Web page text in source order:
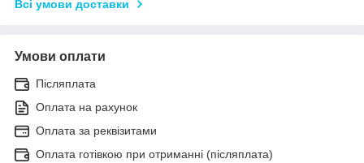
Всі умови доставки
Умови оплати
Післяплата
Оплата на рахунок
Оплата за реквізитами
Оплата готівкою при отриманні (післяплата)